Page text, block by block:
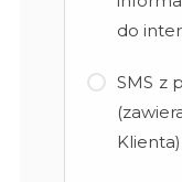
do
SMS z